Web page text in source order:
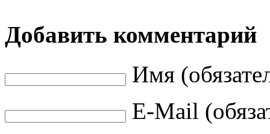
Добавить комментарий
Имя
E-Mail